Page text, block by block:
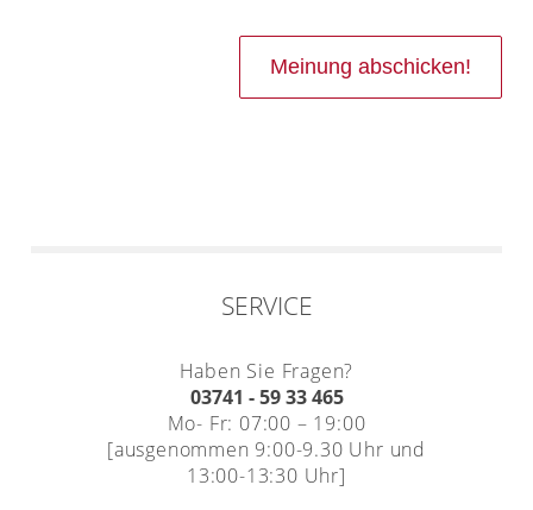
SERVICE
Haben Sie Fragen?
03741 - 59 33 465
Mo- Fr: 07:00 – 19:00
[ausgenommen 9:00-9.30 Uhr und
13:00-13:30 Uhr]